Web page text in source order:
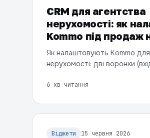
CRM для агентства
нерухомості: як
Kommo під продаж
Як налаштовують Kommo для
нерухомості: дві воронки
одній воронці, нагадування
6 хв читання
Віджети 15 червня 2026